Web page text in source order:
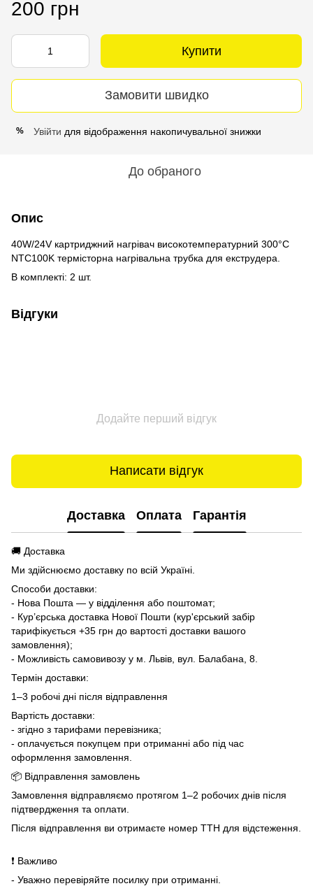
200 грн
Купити
Замовити швидко
% Увійти для відображення накопичувальної знижки
До обраного
Опис
40W/24V картриджний нагрівач високотемпературний 300°C
NTC100K термісторна нагрівальна трубка для екструдера.
В комплекті: 2 шт.
Відгуки
Додайте перший відгук
Написати відгук
Доставка Оплата Гарантія
🚚 Доставка
Ми здійснюємо доставку по всій Україні.
Способи доставки:
- Нова Пошта — у відділення або поштомат;
- Кур’єрська доставка Нової Пошти (кур'єрський забір
тарифікується +35 грн до вартості доставки вашого
замовлення);
- Можливість самовивозу у м. Львів, вул. Балабана, 8.
Термін доставки:
1–3 робочі дні після відправлення
Вартість доставки:
- згідно з тарифами перевізника;
- оплачується покупцем при отриманні або під час
оформлення замовлення.
📦 Відправлення замовлень
Замовлення відправляємо протягом 1–2 робочих днів після
підтвердження та оплати.
Після відправлення ви отримаєте номер ТТН для відстеження.
❗ Важливо
- Уважно перевіряйте посилку при отриманні.